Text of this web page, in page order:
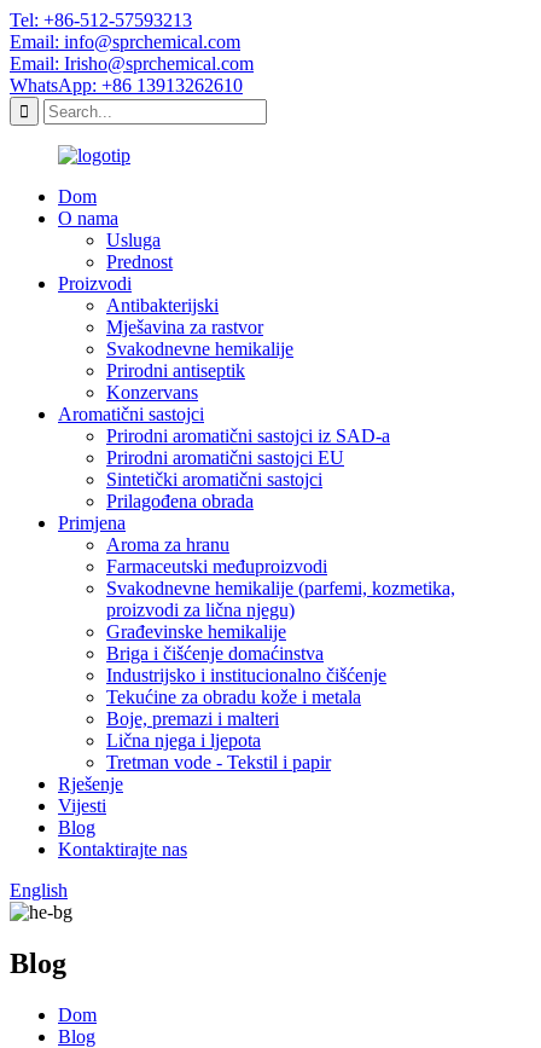
Tel: +86-512-57593213
Email: info@sprchemical.com
Email: Irisho@sprchemical.com
WhatsApp: +86 13913262610
Dom
O nama
Usluga
Prednost
Proizvodi
Antibakterijski
Mješavina za rastvor
Svakodnevne hemikalije
Prirodni antiseptik
Konzervans
Aromatični sastojci
Prirodni aromatični sastojci iz SAD-a
Prirodni aromatični sastojci EU
Sintetički aromatični sastojci
Prilagođena obrada
Primjena
Aroma za hranu
Farmaceutski međuproizvodi
Svakodnevne hemikalije (parfemi, kozmetika,
proizvodi za lična njegu)
Građevinske hemikalije
Briga i čišćenje domaćinstva
Industrijsko i institucionalno čišćenje
Tekućine za obradu kože i metala
Boje, premazi i malteri
Lična njega i ljepota
Tretman vode - Tekstil i papir
Rješenje
Vijesti
Blog
Kontaktirajte nas
English
Blog
Dom
Blog